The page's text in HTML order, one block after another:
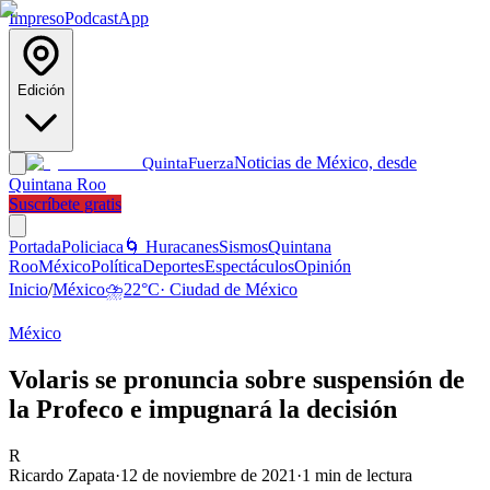
ImpresoPodcastApp
Edición
QuintaFuerzaNoticias de México, desde
Quintana Roo
Suscríbete gratis
PortadaPoliciaca 🌀 HuracanesSismosQuintana
RooMéxicoPolíticaDeportesEspectáculosOpinión
Inicio/México⛈️22°C· Ciudad de México
México
Volaris se pronuncia sobre suspensión de
la Profeco e impugnará la decisión
R
Ricardo Zapata·12 de noviembre de 2021 ·1 min de lectura